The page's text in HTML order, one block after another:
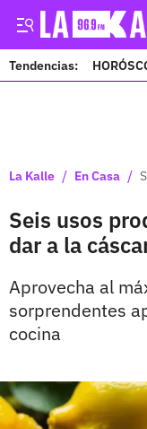
Tendencias:
La Kalle / En Casa /
Seis usos
dar a la
Aprovecha al
sorprendentes
cocina